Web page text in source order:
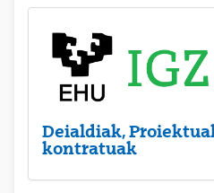
Deialdiak,
kontratuak